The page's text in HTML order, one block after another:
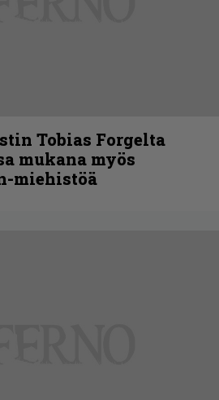
Tobias Forgelta
mukana myös
miehistöä